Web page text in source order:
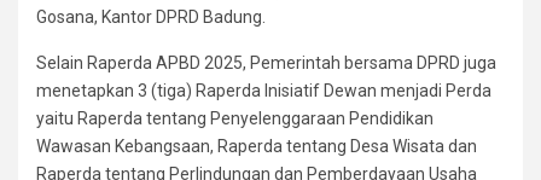
Gosana, Kantor DPRD Badung.
Selain Raperda APBD 2025, Pemerintah bersama DPRD juga
menetapkan 3 (tiga) Raperda Inisiatif Dewan menjadi Perda
yaitu Raperda tentang Penyelenggaraan Pendidikan
Wawasan Kebangsaan, Raperda tentang Desa Wisata dan
Raperda tentang Perlindungan dan Pemberdayaan Usaha